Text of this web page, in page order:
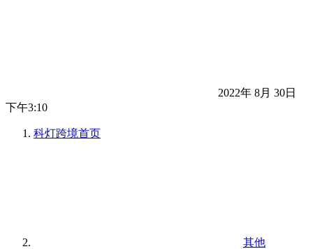
2022年 8月 30日
下午3:10
科灯跨境首页
其他